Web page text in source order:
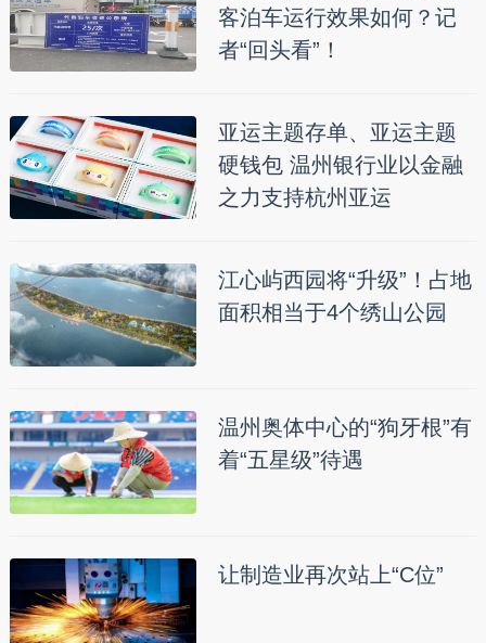
客泊车运行效果如何？记
者“回头看”！
亚运主题存单、亚运主题
硬钱包 温州银行业以金融
之力支持杭州亚运
江心屿西园将“升级”！占地
面积相当于4个绣山公园
温州奥体中心的“狗牙根”有
着“五星级”待遇
让制造业再次站上“C位”